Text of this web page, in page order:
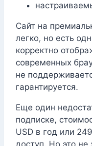
Сайт на
легко, но есть
корректно
современных
не
гарантируется.
Еще один
подписке,
USD в год или
доступ. Но это не